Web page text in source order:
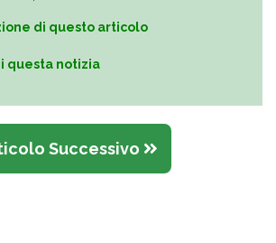
di questo articolo
questa notizia
Successivo